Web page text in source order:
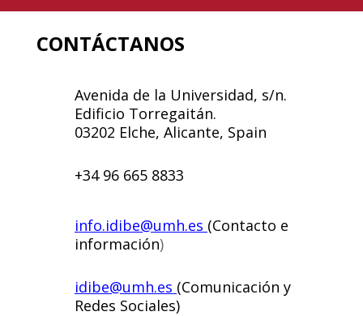
CONTÁCTANOS
Avenida de la Universidad, s/n.
Edificio Torregaitán.
03202 Elche, Alicante, Spain
+34 96 665 8833
info.idibe@umh.es (Contacto e
información)
idibe@umh.es (Comunicación y
Redes Sociales)